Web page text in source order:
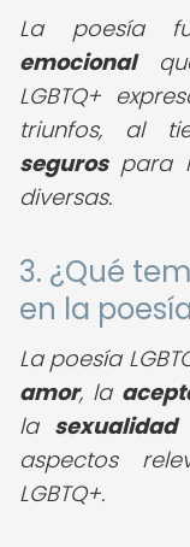
La poesía
emocional
LGBTQ+
triunfos, al
segurospara
diversas.
3. ¿Qué
en la
La poesía
amor, la
la sexualidad
aspectos
LGBTQ+.